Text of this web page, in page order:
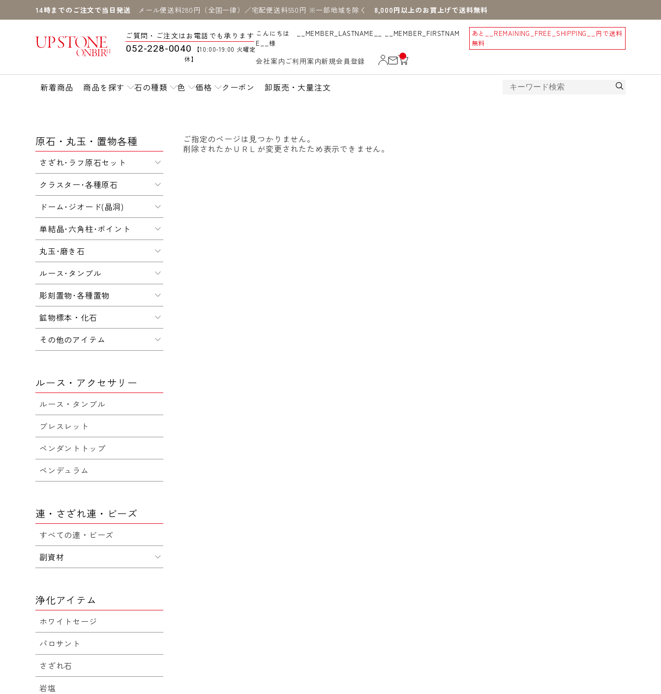
14時までのご注文で当日発送 メール便送料280円（全国一律）／宅配便送料550円 ※一部地域を除く 8,000円以上のお買上げで送料無料
ご質問・ご注文はお電話でも承ります
052-228-0040
【10:00-19:00 火曜定
休】
こんにちは __MEMBER_LASTNAME__ __MEMBER_FIRSTNAM
E__様
あと __REMAINING_FREE_SHIPPING__
円で送料
無料
会社案内 ご利用案内新規会員登録
__
IT
_C
新着商品 商品を探す 石の種類 色 価格 クーポン 卸販売・大量注文
ご指定のページは見つかりません。
削除されたかＵＲＬが変更されたため表示できません。
原石・丸玉・置物各種
さざれ･ラフ原石セット
クラスター･各種原石
ドーム･ジオード(晶洞)
単結晶･六角柱･ポイント
丸玉･磨き石
ルース･タンブル
彫刻置物･各種置物
鉱物標本・化石
その他のアイテム
ルース・アクセサリー
ルース・タンブル
ブレスレット
ペンダントトップ
ペンデュラム
連・さざれ連・ビーズ
すべての連・ビーズ
副資材
浄化アイテム
ホワイトセージ
パロサント
さざれ石
岩塩